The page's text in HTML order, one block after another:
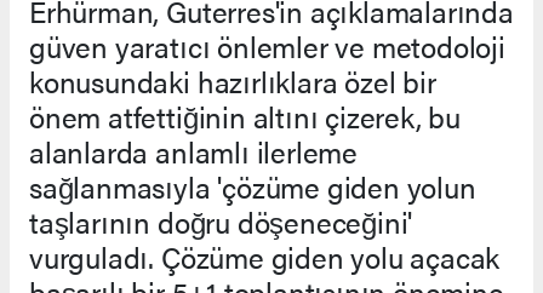
Erhürman, Guterres'in açıklamalarında
güven yaratıcı önlemler ve metodoloji
konusundaki hazırlıklara özel bir
önem atfettiğinin altını çizerek, bu
alanlarda anlamlı ilerleme
sağlanmasıyla 'çözüme giden yolun
taşlarının doğru döşeneceğini'
vurguladı. Çözüme giden yolu açacak